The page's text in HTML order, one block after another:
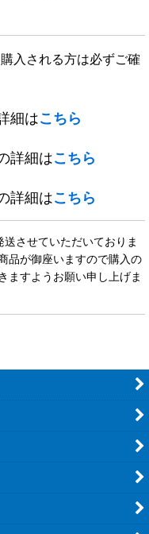
入される方は必ずご確
細はこちら
詳細はこちら
詳細はこちら
させていただいておりま
品が御座いますので購入の
ますようお願い申し上げま